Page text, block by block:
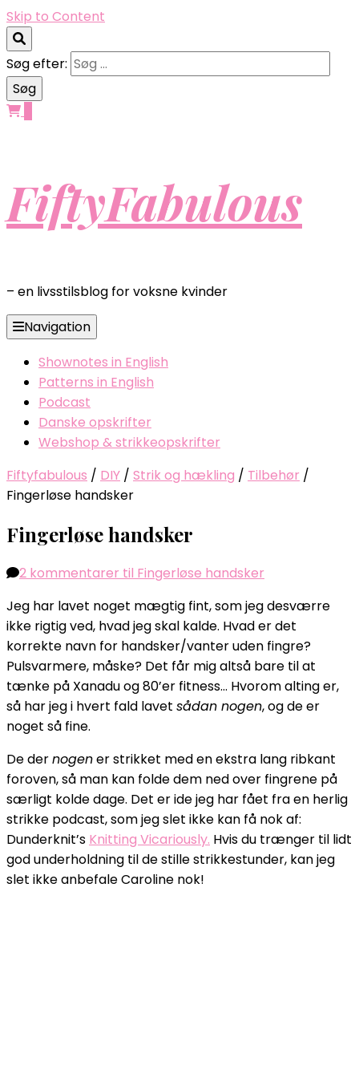
Skip to Content
Søg efter:
FiftyFabulous
– en livsstilsblog for voksne kvinder
Navigation
Shownotes in English
Patterns in English
Podcast
Danske opskrifter
Webshop & strikkeopskrifter
Fiftyfabulous / DIY / Strik og hækling / Tilbehør /
Fingerløse handsker
Fingerløse handsker
2 kommentarer til Fingerløse handsker
Jeg har lavet noget mægtig fint, som jeg desværre
ikke rigtig ved, hvad jeg skal kalde. Hvad er det
korrekte navn for handsker/vanter uden fingre?
Pulsvarmere, måske? Det får mig altså bare til at
tænke på Xanadu og 80’er fitness… Hvorom alting er,
så har jeg i hvert fald lavet sådan nogen, og de er
noget så fine.
De dernogener strikket med en ekstra lang ribkant
foroven, så man kan folde dem ned over fingrene på
særligt kolde dage. Det er ide jeg har fået fra en herlig
strikke podcast, som jeg slet ikke kan få nok af:
Dunderknit’s Knitting Vicariously. Hvis du trænger til lidt
god underholdning til de stille strikkestunder, kan jeg
slet ikke anbefale Caroline nok!